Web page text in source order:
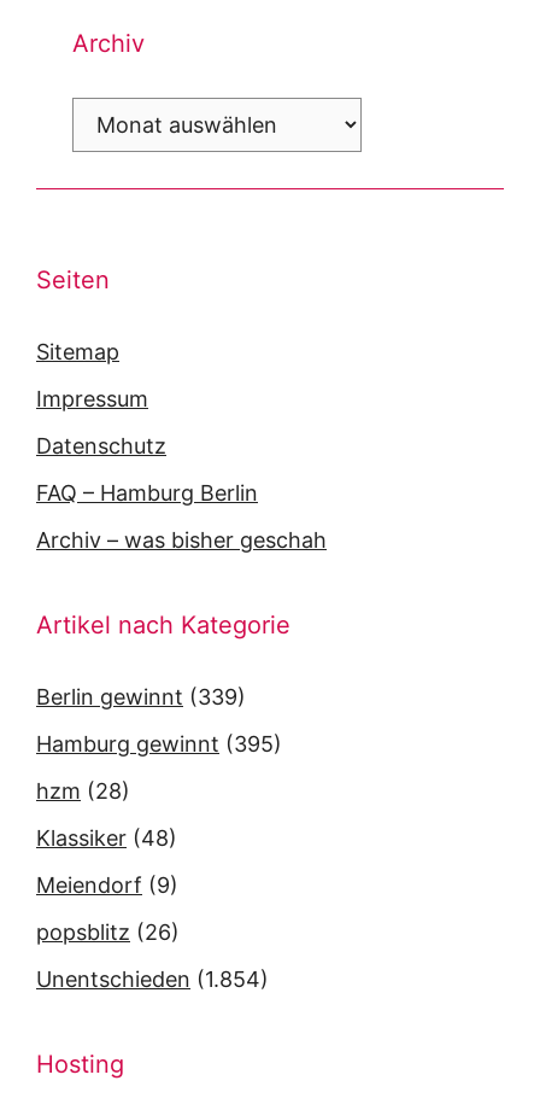
Archiv
Archiv
Seiten
Sitemap
Impressum
Datenschutz
FAQ – Hamburg Berlin
Archiv – was bisher geschah
Artikel nach Kategorie
Berlin gewinnt (339)
Hamburg gewinnt (395)
hzm (28)
Klassiker (48)
Meiendorf (9)
popsblitz (26)
Unentschieden (1.854)
Hosting